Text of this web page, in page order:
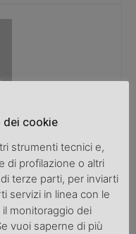
cookie
strumenti tecnici e,
di profilazione o altri
terze parti, per inviarti
servizi in linea con le
monitoraggio dei
vuoi saperne di più